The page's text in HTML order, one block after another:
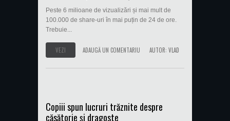
Peste 6 milioane de vizualizări și mai mult de
100.000 de share-uri în mai puțin de 24 de ore.
Trebuie...
VEZI ADAUGĂ UN COMENTARIU AUTOR: VLAD
Copiii spun lucruri trăznite despre
căsătorie și dragoste